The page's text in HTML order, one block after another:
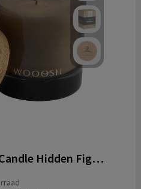
Wooosh Scented Candle Hidden Fig geurkaars